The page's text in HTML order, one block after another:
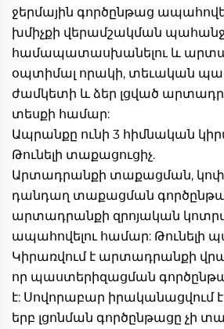
ջերմային գործընթաց
խմիչքի վերամշակման
համապատասխանելու և
օպտիմալ որակի, տեւական
ժամկետի և ձեր լցված
տեսքի համար:
Ապրանքը ունի 3 հիմնական
Թունելի տաքացուցիչ.
Արտադրանքի տաքացման,
դանդաղ տաքացման
արտադրանքի զրոյական
ապահովելու համար: Թունելի
Կիրառվում է արտադրանքի
որ պաստերիզացման
է: Սովորաբար իրականացվում է
երբ լցոնման գործընթացը չի